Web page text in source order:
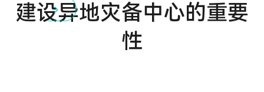
建设异地灾备中心的重要
性